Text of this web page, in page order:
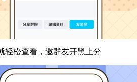
轻松查看，邀群友开黑上分